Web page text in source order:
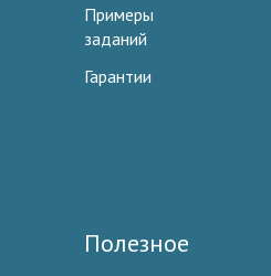
Примеры
заданий
Гарантии
Полезное